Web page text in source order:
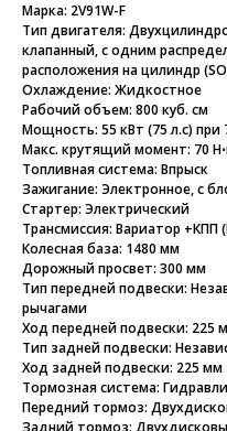
Марка: 2V91W-F
Тип двигателя:
клапанный, с одним
расположения на цилиндр
Охлаждение: Жидкостное
Рабочий объем: 800 куб. см
Мощность: 55 кВт (75 л.с)
Макс. крутящий момент: 70
Топливная система: Впрыск
Зажигание: Электронное, с
Стартер: Электрический
Трансмиссия: Вариатор +КПП
Колесная база: 1480 мм
Дорожный просвет: 300 мм
Тип передней подвески:
рычагами
Ход передней подвески: 225
Тип задней подвески:
Ход задней подвески: 225 мм
Тормозная система:
Передний тормоз: